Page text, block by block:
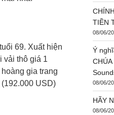
69. Xuất hiện
vải thô giá 1
gia trang
USD)
TIỀN
08/06/
Ý
08/06/
HÃY
08/06/